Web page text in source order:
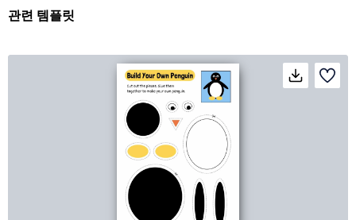
관련 템플릿